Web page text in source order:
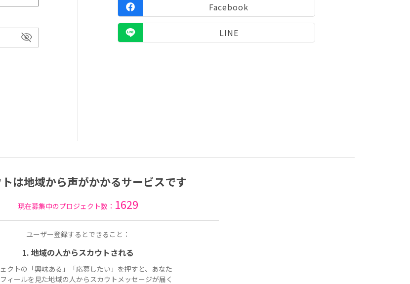
Facebook
LINE
は地域から声がかかるサービスです
現在募集中のプロジェクト数： 1629
ユーザー登録するとできること：
1. 地域の人からスカウトされる
クトの「興味ある」「応募したい」を押すと、あなた
ィールを見た地域の人からスカウトメッセージが届く